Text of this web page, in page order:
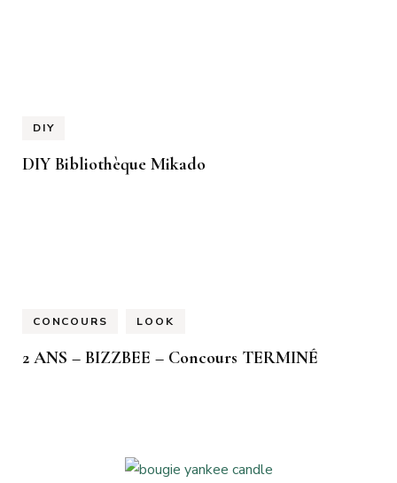
DIY
DIY Bibliothèque Mikado
CONCOURS LOOK
2 ANS – BIZZBEE – Concours TERMINÉ